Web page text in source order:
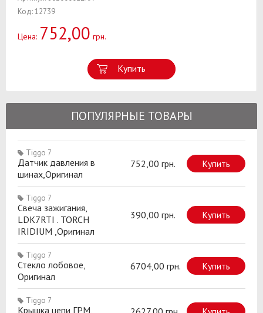
Код: 12739
Цена: 752,00 грн.
Купить
ПОПУЛЯРНЫЕ ТОВАРЫ
Tiggo 7
Датчик давления в
шинах,Оригинал
752,00 грн. Купить
Tiggo 7
Свеча зажигания,
LDK7RTI . TORCH
IRIDIUM ,Оригинал
390,00 грн. Купить
Tiggo 7
Стекло лобовое,
Оригинал
6704,00 грн. Купить
Tiggo 7
Крышка цепи ГРМ,